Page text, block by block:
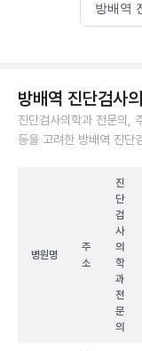
방배역
방배역 진단검사
진단검사의학과 전문의,
등을 고려한 방배역 진단
병원명
주
소
진
단
검
사
의
학
과
전
문
의